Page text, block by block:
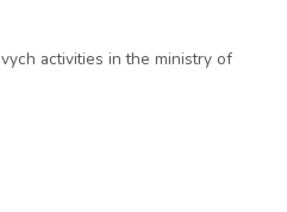
activities in the ministry of